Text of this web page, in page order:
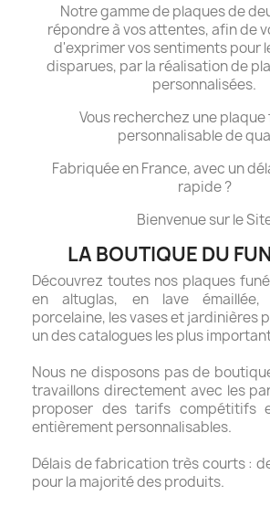
Notre gamme de plaques de
répondre à vos attentes, afin de
d'exprimer vos sentiments pour
disparues, par la réalisation de
personnalisées.
Vous recherchez une
personnalisable de
Fabriquée en France, avec un
rapide ?
Bienvenue sur le
LA BOUTIQUE DU
Découvrez toutes nos plaques
en altuglas, en lave émaillée,
porcelaine, les vases et jardinières
un des catalogues les plus
Nous ne disposons pas de
travaillons directement avec les
proposer des tarifs compétitifs
entièrement personnalisables.
Délais de fabrication très courts :
pour la majorité des produits.